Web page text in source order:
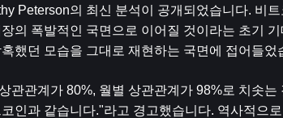
Peterson의 최신 분석이 공개되었습니다. 비트
의 폭발적인 국면으로 이어질 것이라는 초기
했던 모습을 그대로 재현하는 국면에 접어들었
관관계가 80%, 월별 상관관계가 98%로 치솟
인과 같습니다."라고 경고했습니다. 역사적으